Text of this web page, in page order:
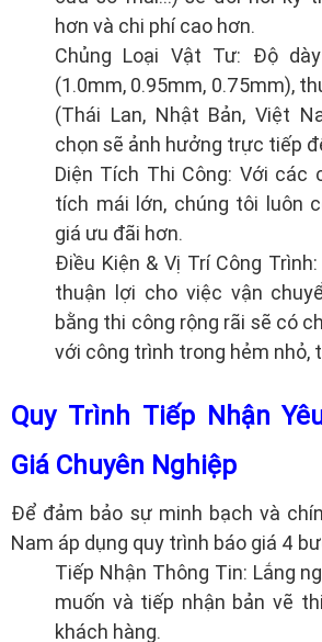
hơn và chi phí cao hơn.
Chủng Loại Vật Tư: Độ
(1.0mm, 0.95mm, 0.75mm),
(Thái Lan, Nhật Bản, Việt
chọn sẽ ảnh hưởng trực tiếp
Diện Tích Thi Công: Với các
tích mái lớn, chúng tôi luôn
giá ưu đãi hơn.
Điều Kiện & Vị Trí Công
thuận lợi cho việc vận
bằng thi công rộng rãi sẽ có
với công trình trong hẻm nhỏ,
Quy Trình Tiếp Nhận
Giá Chuyên Nghiệp
Để đảm bảo sự minh bạch và
Nam áp dụng quy trình báo giá 4
Tiếp Nhận Thông Tin: Lắng
muốn và tiếp nhận bản vẽ
khách hàng.